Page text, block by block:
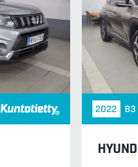
2022